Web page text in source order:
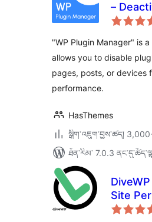
–
plugins
"WP Plugin Manager" is
allows you to disable
pages, posts, or devices
performance.
HasThemes
སྒྲིག་འཇུག་བྱས་ཚད།
ཐོན་རིམ་ 7.0.3
Site
with